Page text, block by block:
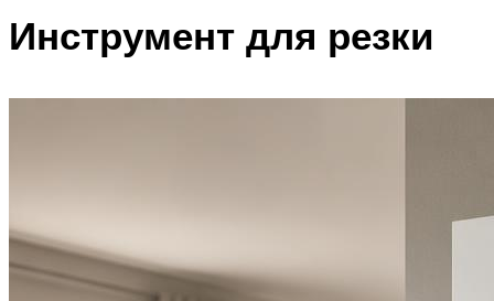
Инструмент для резки